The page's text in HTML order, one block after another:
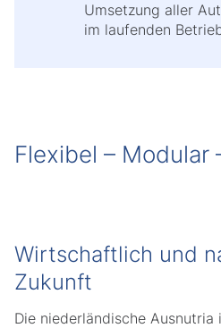
Umsetzung aller
im laufenden
Flexibel – Modular
Wirtschaftlich und
Zukunft
Die niederländische